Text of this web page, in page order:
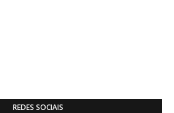
REDES SOCIAIS